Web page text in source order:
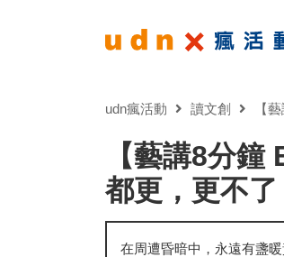
udn瘋活動 讀文創 【
【藝講8分鐘
都更，更不
在周遭昏暗中，永遠有盞